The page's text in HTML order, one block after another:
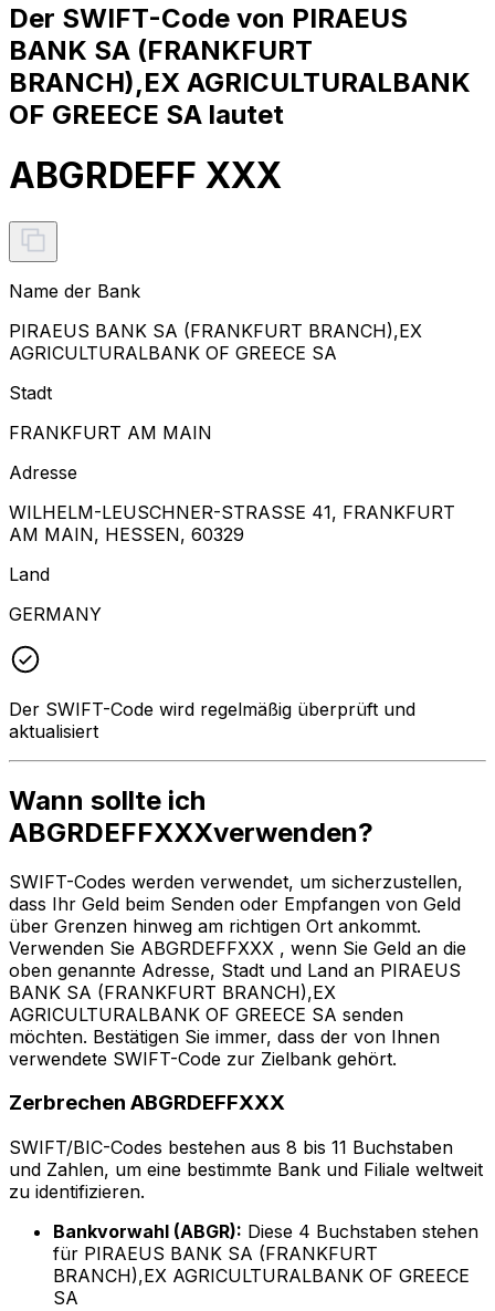
Der SWIFT-Code von PIRAEUS
BANK SA (FRANKFURT
BRANCH),EX AGRICULTURALBANK
OF GREECE SA lautet
ABGRDEFF XXX
Name der Bank
PIRAEUS BANK SA (FRANKFURT BRANCH),EX
AGRICULTURALBANK OF GREECE SA
Stadt
FRANKFURT AM MAIN
Adresse
WILHELM-LEUSCHNER-STRASSE 41, FRANKFURT
AM MAIN, HESSEN, 60329
Land
GERMANY
Der SWIFT-Code wird regelmäßig überprüft und
aktualisiert
Wann sollte ich
ABGRDEFFXXXverwenden?
SWIFT-Codes werden verwendet, um sicherzustellen,
dass Ihr Geld beim Senden oder Empfangen von Geld
über Grenzen hinweg am richtigen Ort ankommt.
Verwenden Sie ABGRDEFFXXX , wenn Sie Geld an die
oben genannte Adresse, Stadt und Land an PIRAEUS
BANK SA (FRANKFURT BRANCH),EX
AGRICULTURALBANK OF GREECE SA senden
möchten. Bestätigen Sie immer, dass der von Ihnen
verwendete SWIFT-Code zur Zielbank gehört.
Zerbrechen ABGRDEFFXXX
SWIFT/BIC-Codes bestehen aus 8 bis 11 Buchstaben
und Zahlen, um eine bestimmte Bank und Filiale weltweit
zu identifizieren.
Bankvorwahl (ABGR): Diese 4 Buchstaben stehen
für PIRAEUS BANK SA (FRANKFURT
BRANCH),EX AGRICULTURALBANK OF GREECE
SA